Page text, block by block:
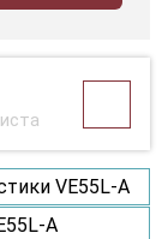
VE55L-A
A